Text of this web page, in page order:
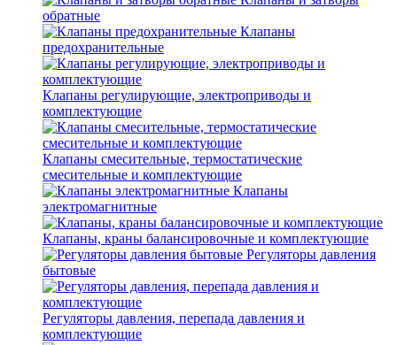
обратные
Клапаны
предохранительные
Клапаны регулирующие, электроприводы и
комплектующие
Клапаны смесительные, термостатические
смесительные и комплектующие
Клапаны
электромагнитные
Клапаны, краны балансировочные и комплектующие
Регуляторы давления
бытовые
Регуляторы давления, перепада давления и
комплектующие